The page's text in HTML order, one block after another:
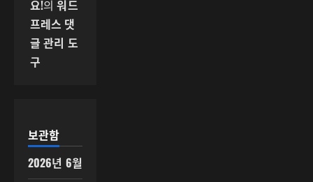
요!의워드
프레스 댓
글 관리 도
구
보관함
2026년 6월